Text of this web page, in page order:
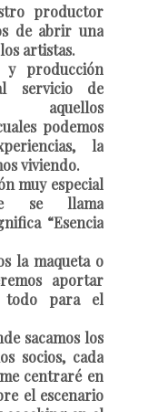
productor
de abrir una
artistas.
producción
servicio de
podemos
la
viviendo.
muy especial
se llama
“Esencia
la maqueta o
aportar
todo para el
sacamos los
socios, cada
centraré en
el escenario